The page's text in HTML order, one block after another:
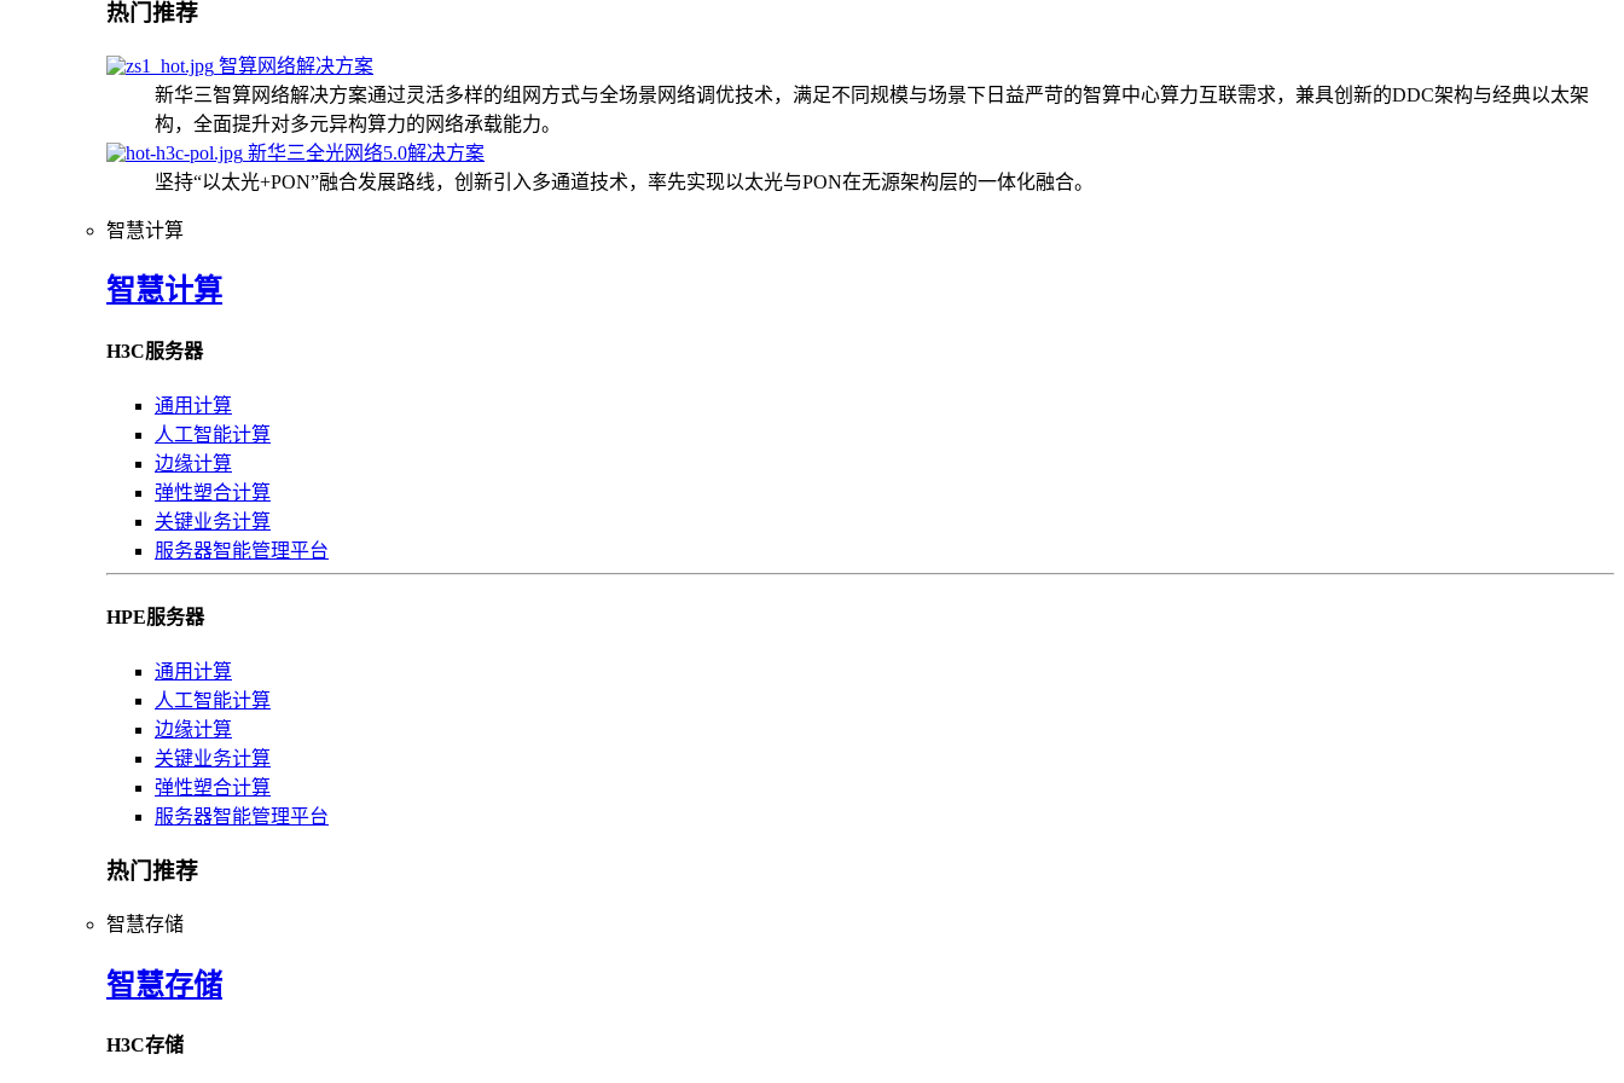
热门推荐
智算网络解决方案
新华三智算网络解决方案通过灵活多样的组网方式与全场景网络调优技术，满足不同规模与场景下日益严苛的智算中心算力互联需求，兼具创新的DDC架构与经典以太架
构，全面提升对多元异构算力的网络承载能力。
新华三全光网络5.0解决方案
坚持“以太光+PON”融合发展路线，创新引入多通道技术，率先实现以太光与PON在无源架构层的一体化融合。
智慧计算
智慧计算
H3C服务器
通用计算
人工智能计算
边缘计算
弹性塑合计算
关键业务计算
服务器智能管理平台
HPE服务器
通用计算
人工智能计算
边缘计算
关键业务计算
弹性塑合计算
服务器智能管理平台
热门推荐
智慧存储
智慧存储
H3C存储